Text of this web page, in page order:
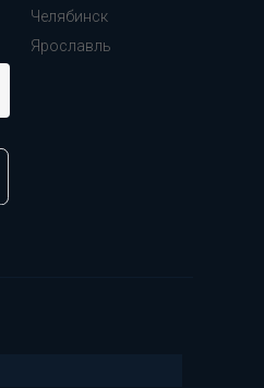
Челябинск
Ярославль